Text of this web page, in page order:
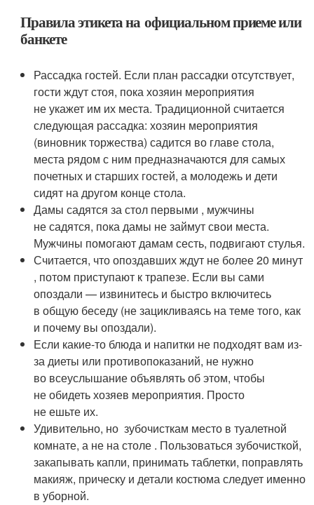
Правила этикета на официальном приеме или
банкете
Рассадка гостей. Если план рассадки отсутствует,
гости ждут стоя, пока хозяин мероприятия
не укажет им их места. Традиционной считается
следующая рассадка: хозяин мероприятия
(виновник торжества) садится во главе стола,
места рядом с ним предназначаются для самых
почетных и старших гостей, а молодежь и дети
сидят на другом конце стола.
Дамы садятся за стол первыми , мужчины
не садятся, пока дамы не займут свои места.
Мужчины помогают дамам сесть, подвигают стулья.
Считается, что опоздавших ждут не более 20 минут
, потом приступают к трапезе. Если вы сами
опоздали — извинитесь и быстро включитесь
в общую беседу (не зацикливаясь на теме того, как
и почему вы опоздали).
Если какие-то блюда и напитки не подходят вам из-
за диеты или противопоказаний, не нужно
во всеуслышание объявлять об этом, чтобы
не обидеть хозяев мероприятия. Просто
не ешьте их.
Удивительно, но зубочисткам место в туалетной
комнате, а не на столе . Пользоваться зубочисткой,
закапывать капли, принимать таблетки, поправлять
макияж, прическу и детали костюма следует именно
в уборной.